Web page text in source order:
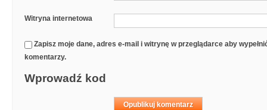
Witryna internetowa
Zapisz moje dane, adres e-mail i witrynę w przeglądarce aby
komentarzy.
Wprowadź kod